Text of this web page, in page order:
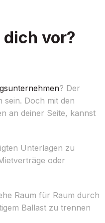
vor?
? Der
sein. Doch mit den
an deiner Seite, kannst
Unterlagen zu
oder
Raum für Raum durch
Ballast zu trennen